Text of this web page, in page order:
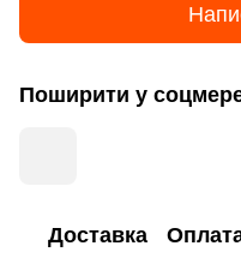
Поширити у
Доставка